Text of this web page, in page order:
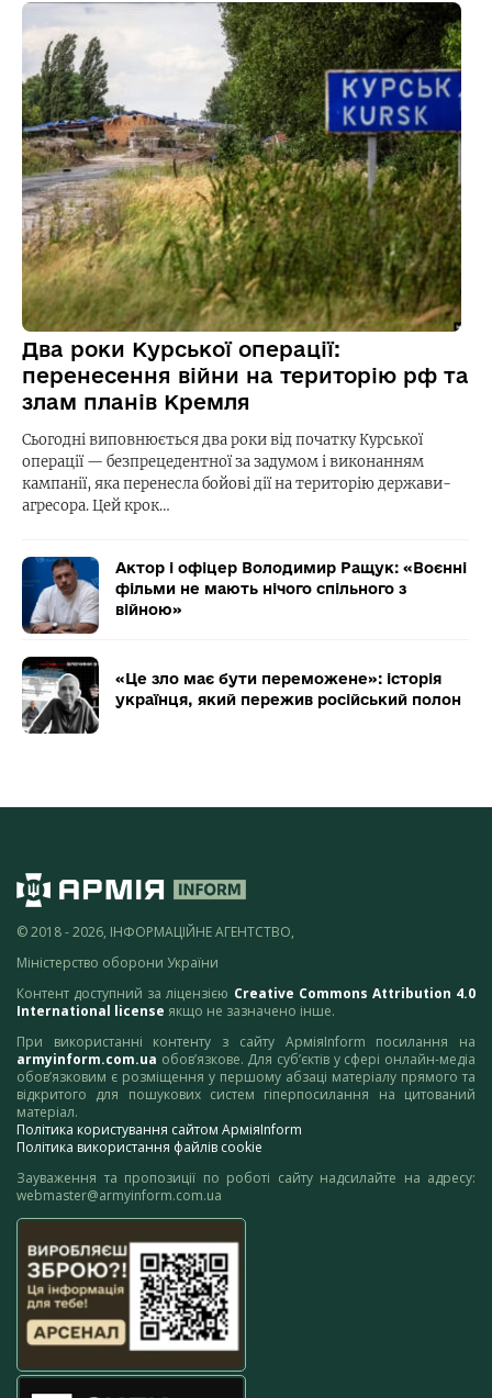
Два роки Курської операції:
перенесення війни на територію рф та
злам планів Кремля
Сьогодні виповнюється два роки від початку Курської
операції — безпрецедентної за задумом і виконанням
кампанії, яка перенесла бойові дії на територію держави-
агресора. Цей крок…
Актор і офіцер Володимир Ращук: «Воєнні
фільми не мають нічого спільного з
війною»
«Це зло має бути переможене»: історія
українця, який пережив російський полон
© 2018 - 2026, ІНФОРМАЦІЙНЕ АГЕНТСТВО,
Міністерство оборони України
Контент доступний за ліцензією Creative Commons Attribution 4.0
International license якщо не зазначено інше.
При використанні контенту з сайту АрміяInform посилання на
armyinform.com.ua обов’язкове. Для суб’єктів у сфері онлайн-медіа
обов’язковим є розміщення у першому абзаці матеріалу прямого та
відкритого для пошукових систем гіперпосилання на цитований
матеріал.
Політика користування сайтом АрміяInform
Політика використання файлів cookie
Зауваження та пропозиції по роботі сайту надсилайте на адресу:
webmaster@armyinform.com.ua